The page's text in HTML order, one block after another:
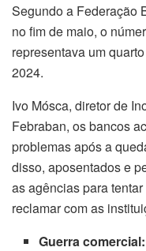
Segundo a Federação
no fim de maio, o
representava um
2024.
Ivo Mósca, diretor de
Febraban, os bancos
problemas após a
disso, aposentados e
as agências para
reclamar com as
Guerra comercial: